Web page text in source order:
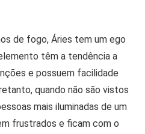
de fogo, Áries tem um ego
têm a tendência a
e possuem facilidade
quando não são vistos
mais iluminadas de um
frustrados e ficam com o